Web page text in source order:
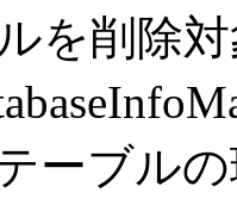
を削除
ーブルの